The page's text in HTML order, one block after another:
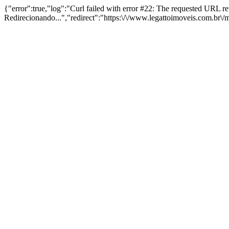
{"error":true,"log":"Curl failed with error #22: The requested URL
Redirecionando...","redirect":"https:\/\/www.legattoimoveis.com.br\/